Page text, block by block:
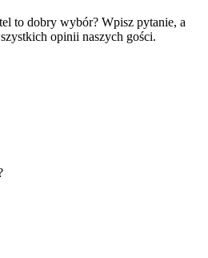
to dobry wybór? Wpisz pytanie, a
opinii naszych gości.